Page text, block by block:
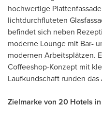
hochwertige
lichtdurchfluteten
befindet sich neben
moderne Lounge mit Bar-
modernen Arbeitsplätzen.
Coffeeshop-Konzept mit
Laufkundschaft runden das
Zielmarke von 20 Hotels